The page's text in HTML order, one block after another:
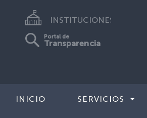
INSTITUCIONES
Portal de
Transparencia
INICIO SERVICIOS